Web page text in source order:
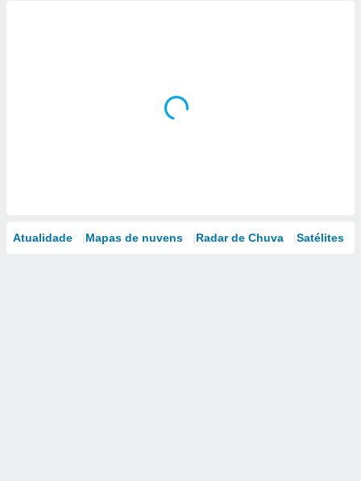
Atualidade Mapas de nuvens Radar de Chuva Satélites